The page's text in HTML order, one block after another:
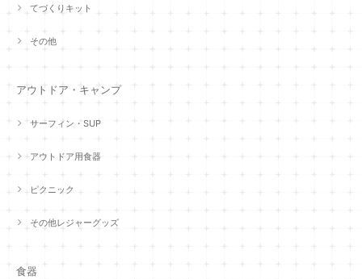
てづくりキット
その他
アウトドア・キャンプ
サーフィン・SUP
アウトドア用食器
ピクニック
その他レジャーグッズ
食器